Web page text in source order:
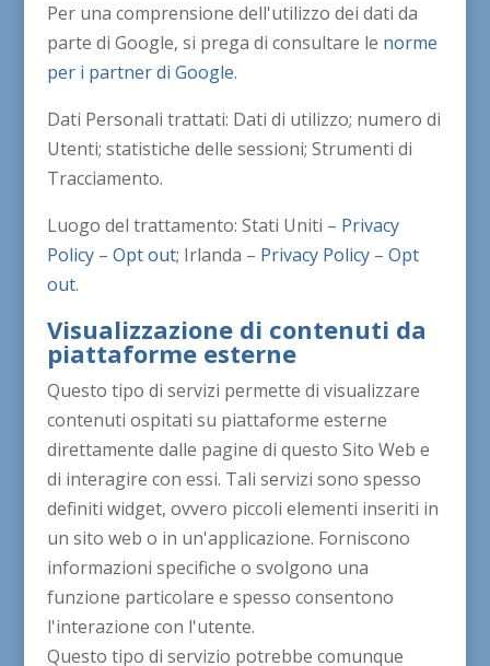
Per una comprensione dell'utilizzo dei dati da
parte di Google, si prega di consultare le norme
per i partner di Google.
Dati Personali trattati: Dati di utilizzo; numero di
Utenti; statistiche delle sessioni; Strumenti di
Tracciamento.
Luogo del trattamento: Stati Uniti – Privacy
Policy– Opt out; Irlanda – Privacy Policy– Opt
out.
Visualizzazione di contenuti da
piattaforme esterne
Questo tipo di servizi permette di visualizzare
contenuti ospitati su piattaforme esterne
direttamente dalle pagine di questo Sito Web e
di interagire con essi. Tali servizi sono spesso
definiti widget, ovvero piccoli elementi inseriti in
un sito web o in un'applicazione. Forniscono
informazioni specifiche o svolgono una
funzione particolare e spesso consentono
l'interazione con l'utente.
Questo tipo di servizio potrebbe comunque